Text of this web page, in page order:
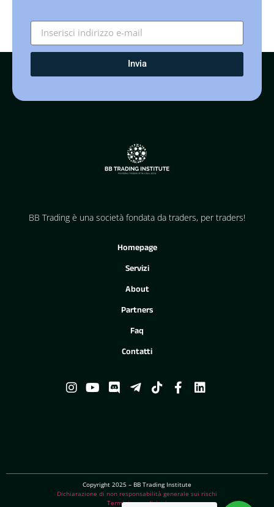
Invia
BB Trading è una società fondata da traders, per traders!
Homepage
Servizi
About
Partners
Faq
Contatti
Copyright 2025 – BB Trading Institute
Dichiarazione di non responsabilità generale sui rischi
Termini e condizioni